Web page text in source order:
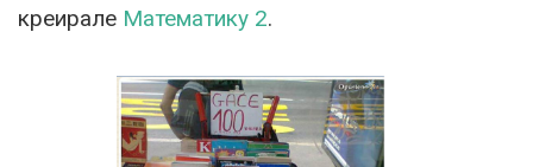
креирале Математику 2.